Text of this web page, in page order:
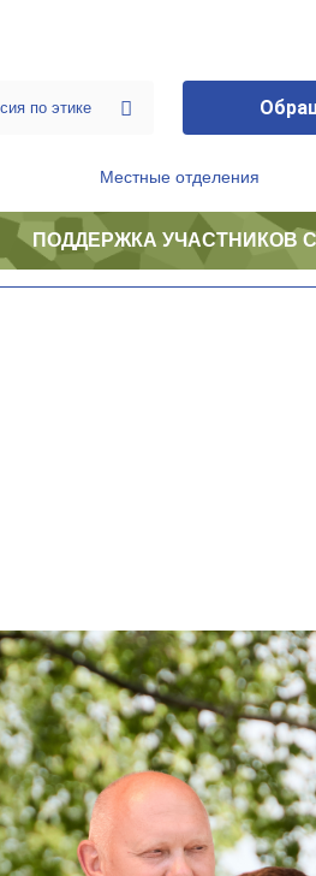
Местные отделения
ПОДДЕРЖКА УЧАСТНИКОВ